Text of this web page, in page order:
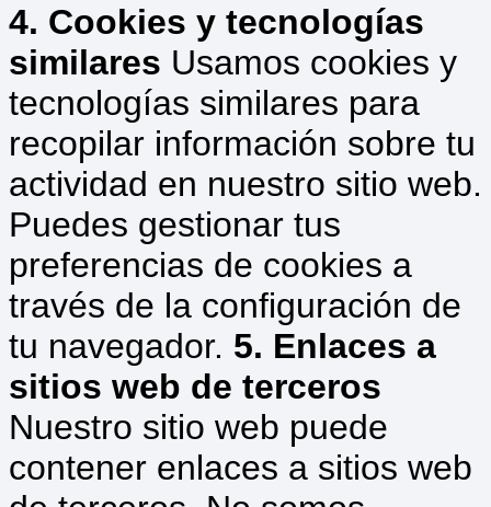
4. Cookies y tecnologías
similares Usamos cookies y
tecnologías similares para
recopilar información sobre tu
actividad en nuestro sitio web.
Puedes gestionar tus
preferencias de cookies a
través de la configuración de
tu navegador. 5. Enlaces a
sitios web de terceros
Nuestro sitio web puede
contener enlaces a sitios web